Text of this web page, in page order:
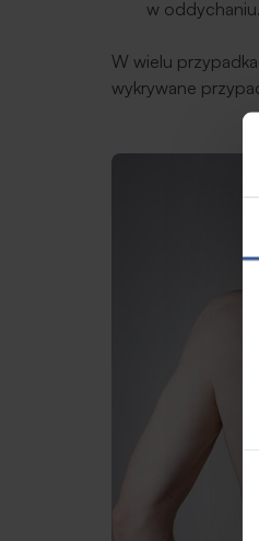
w oddychaniu.
W wielu
wykrywane